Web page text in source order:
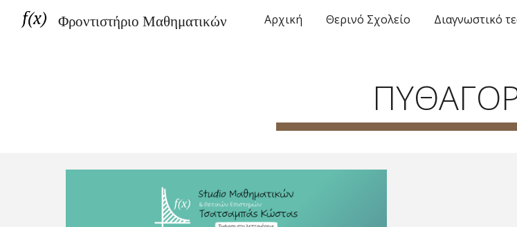
Skip to main content
Φροντιστήριο Μαθηματικών Αρχική Θερινό Σχολείo Διαγνωστικό